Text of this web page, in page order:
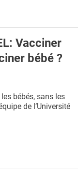
Vacciner
bébé ?
bébés, sans les
de l’Université